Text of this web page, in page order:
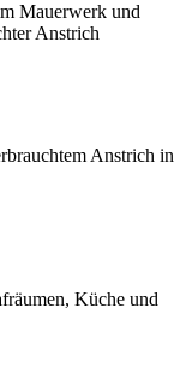
Mauerwerk und
Anstrich
Anstrich in
Küche und